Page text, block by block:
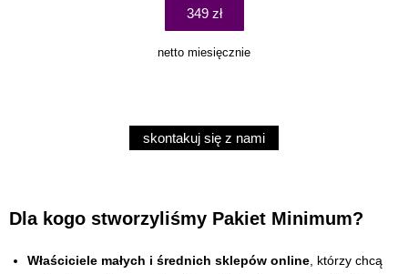
349 zł
netto miesięcznie
skontakuj się z nami
Dla kogo stworzyliśmy Pakiet Minimum?
Właściciele małych i średnich sklepów online , którzy chcą